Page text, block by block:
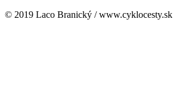
© 2019 Laco Branický / www.cyklocesty.sk